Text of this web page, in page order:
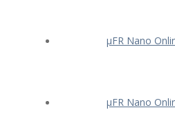
μFR Nano
μFR Nano